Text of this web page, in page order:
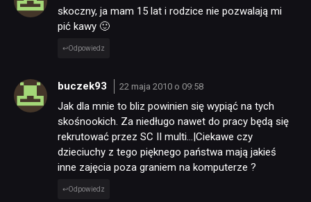
RETRO
TECHNOLOGIE
DYSKUSJE
skoczny, ja mam 15 lat i rodzice nie pozwalają mi
pić kawy 🙂
Odpowiedz
buczek93 22 maja 2010 o 09:58
Jak dla mnie to bliz powinien się wypiąć na tych
skośnookich. Za niedługo nawet do pracy będą się
rekrutować przez SC II multi…|Ciekawe czy
dzieciuchy z tego pięknego państwa mają jakieś
inne zajęcia poza graniem na komputerze ?
Odpowiedz